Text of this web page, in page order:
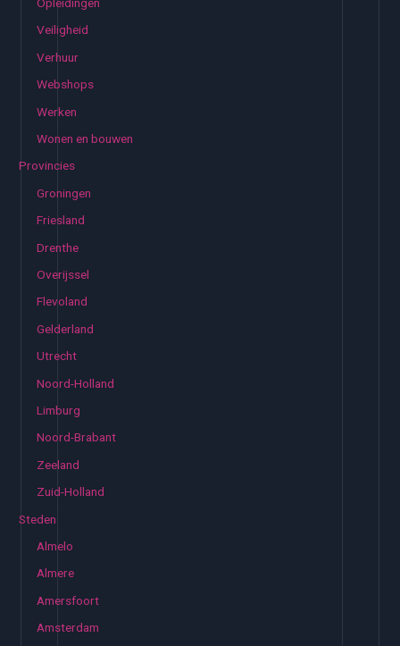
Veiligheid
Verhuur
Webshops
Werken
Wonen en bouwen
Provincies
Groningen
Friesland
Drenthe
Overijssel
Flevoland
Gelderland
Utrecht
Noord-Holland
Limburg
Noord-Brabant
Zeeland
Zuid-Holland
Steden
Almelo
Almere
Amersfoort
Amsterdam